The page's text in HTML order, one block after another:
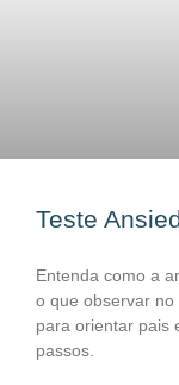
Teste
Entenda como a
o que observar no
para orientar pais
passos.